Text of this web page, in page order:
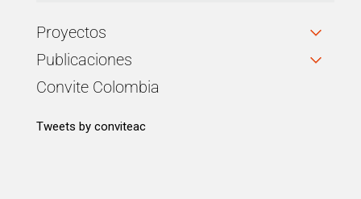
Proyectos
Publicaciones
Convite Colombia
Tweets by conviteac